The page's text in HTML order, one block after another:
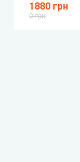
1880 грн
0 грн